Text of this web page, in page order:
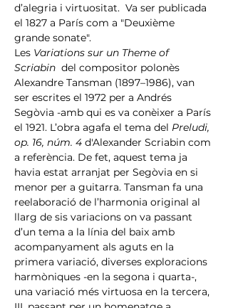
d’alegria i virtuositat.  Va ser publicada
el 1827 a París com a "Deuxième
grande sonate".
Les Variations sur un Theme of
Scriabin del compositor polonès
Alexandre Tansman (1897–1986), van
ser escrites el 1972 per a Andrés
Segòvia -amb qui es va conèixer a París
el 1921. L’obra agafa el tema del Preludi,
op. 16, núm. 4 d'Alexander Scriabin com
a referència. De fet, aquest tema ja
havia estat arranjat per Segòvia en si
menor per a guitarra. Tansman fa una
reelaboració de l’harmonia original al
llarg de sis variacions on va passant
d’un tema a la línia del baix amb
acompanyament als aguts en la
primera variació, diverses exploracions
harmòniques -en la segona i quarta-,
una variació més virtuosa en la tercera,